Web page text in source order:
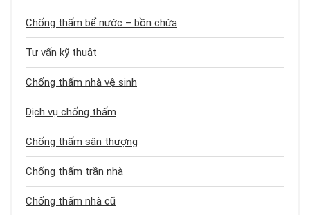
Chống thấm bể nước – bồn chứa
Tư vấn kỹ thuật
Chống thấm nhà vệ sinh
Dịch vụ chống thấm
Chống thấm sân thượng
Chống thấm trần nhà
Chống thấm nhà cũ